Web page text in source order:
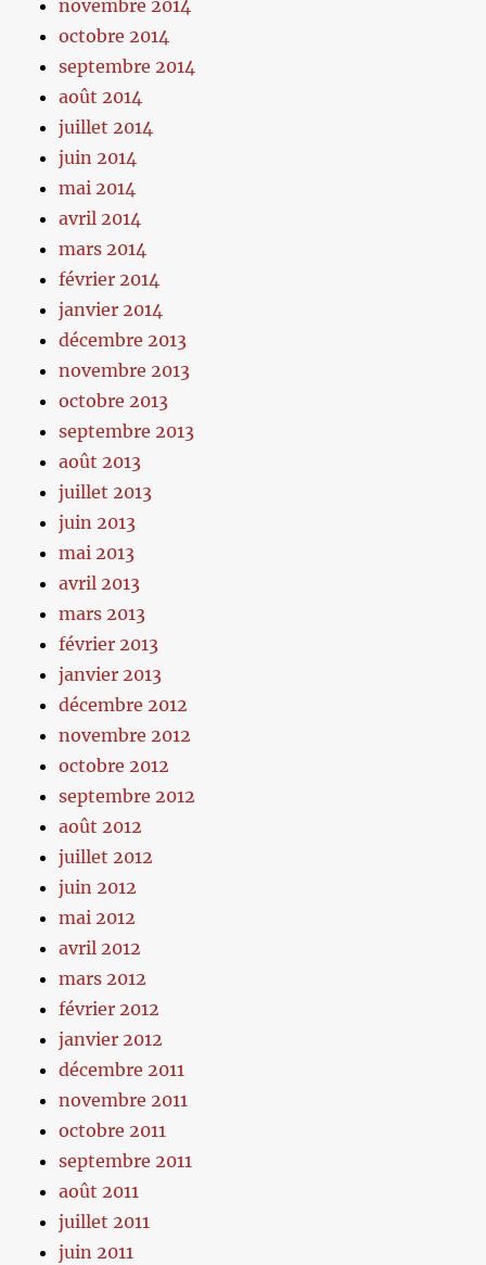
novembre 2014
octobre 2014
septembre 2014
août 2014
juillet 2014
juin 2014
mai 2014
avril 2014
mars 2014
février 2014
janvier 2014
décembre 2013
novembre 2013
octobre 2013
septembre 2013
août 2013
juillet 2013
juin 2013
mai 2013
avril 2013
mars 2013
février 2013
janvier 2013
décembre 2012
novembre 2012
octobre 2012
septembre 2012
août 2012
juillet 2012
juin 2012
mai 2012
avril 2012
mars 2012
février 2012
janvier 2012
décembre 2011
novembre 2011
octobre 2011
septembre 2011
août 2011
juillet 2011
juin 2011